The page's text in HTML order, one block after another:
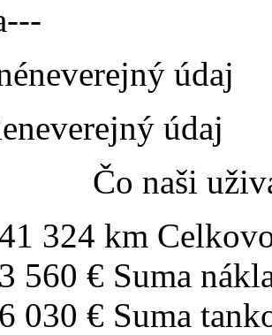
---
neverejný údaj
neverejný údaj
Čo naši
324 km
560 € Suma
030 € Suma